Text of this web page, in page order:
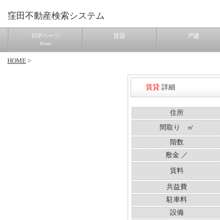
窪田不動産検索システム
TOPページ
Home
賃貸 戸建
HOME >
賃貸 詳細
住所
間取り ㎡
階数
敷金 ／
賃料
共益費
駐車料
設備